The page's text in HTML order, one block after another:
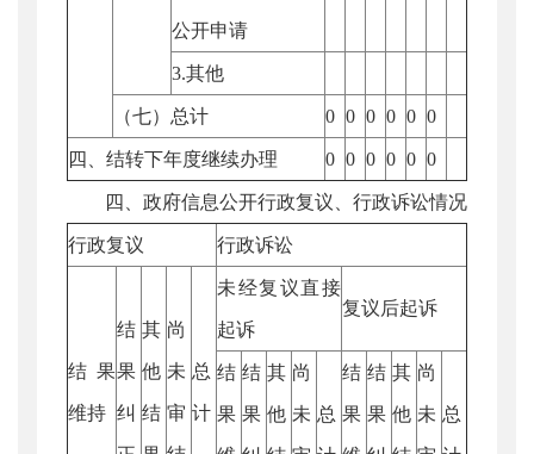
公开申请
3.其他
（七）总计 0 0 0 0 0 0
四、结转下年度继续办理 0 0 0 0 0 0
四、政府信息公开行政复议、行政诉讼情况
行政复议 行政诉讼
结果
维持
结
果
纠
其
他
结
尚
未
审
总
计
未经复议直接
起诉
复议后起诉
结
果
结
果
其
他
尚
未 总
结
果
结
果
其
他
尚
未 总